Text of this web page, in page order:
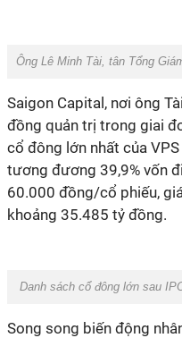
Ông Lê Minh Tài, tân Tổng
Saigon Capital, nơi ông
đồng quản trị trong giai
cổ đông lớn nhất của
tương đương 39,9% vốn
60.000 đồng/cổ phiếu,
khoảng 35.485 tỷ đồng.
Danh sách cổ đông lớn sau
Song song biến động